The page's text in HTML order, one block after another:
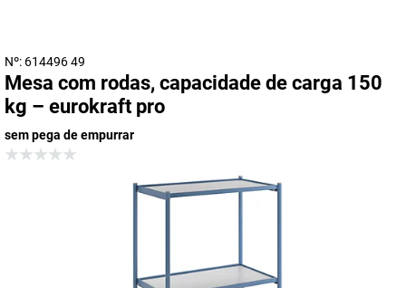
Nº: 614496 49
Mesa com rodas, capacidade de carga 150
kg – eurokraft pro
sem pega de empurrar